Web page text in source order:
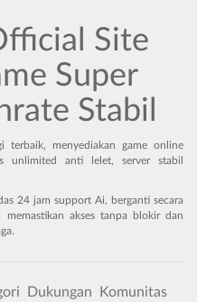
Site
Super
Stabil
terbaik, menyediakan game online
unlimited anti lelet, server stabil
24 jam support Ai, berganti secara
memastikan akses tanpa blokir dan
Dukungan Komunitas